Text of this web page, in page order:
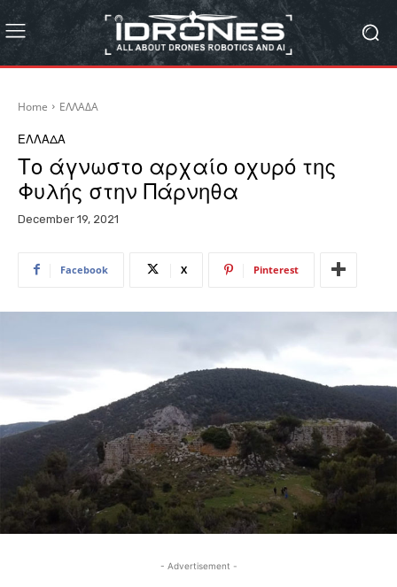
Home ΕΛΛΑΔΑ
ΕΛΛΑΔΑ
Το άγνωστο αρχαίο οχυρό της
Φυλής στην Πάρνηθα
December 19, 2021
Facebook X Pinterest
- Advertisement -